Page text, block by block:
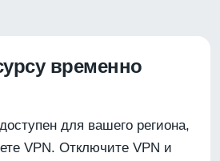
временно
для вашего региона,
VPN. Отключите VPN и